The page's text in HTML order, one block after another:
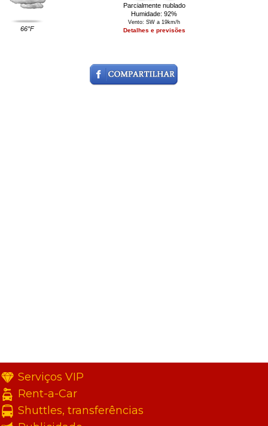
66°F
Parcialmente nublado
Humidade: 92%
Vento: SW a 19km/h
Detalhes e previsões
Serviços VIP
Rent-a-Car
Shuttles, transferências